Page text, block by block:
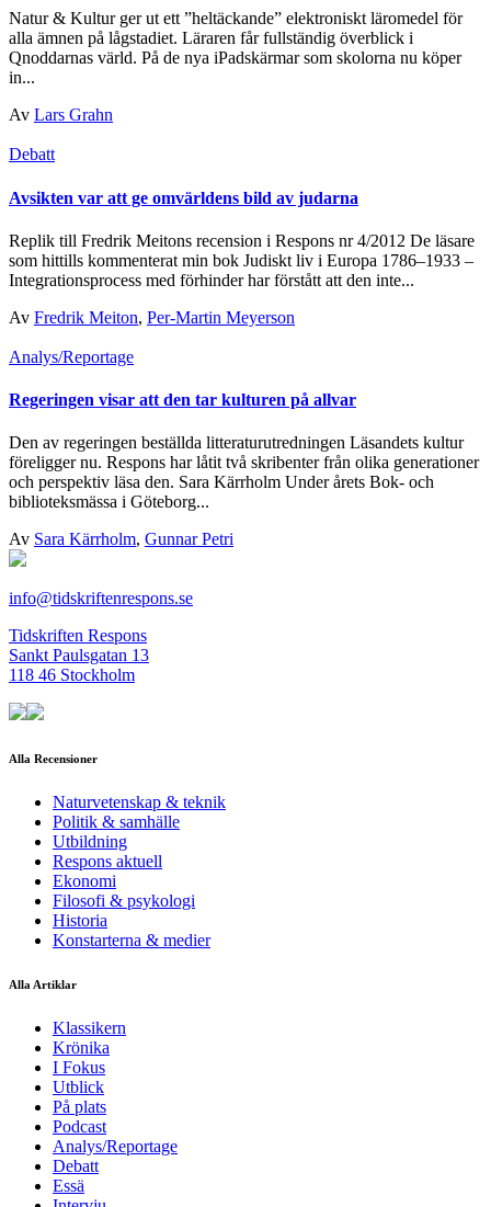
Natur & Kultur ger ut ett ”heltäckande” elektroniskt läromedel för
alla ämnen på lågstadiet. Läraren får fullständig överblick i
Qnoddarnas värld. På de nya iPadskärmar som skolorna nu köper
in...
Av Lars Grahn
Debatt
Avsikten var att ge omvärldens bild av judarna
Replik till Fredrik Meitons recension i Respons nr 4/2012 De läsare
som hittills kommenterat min bok Judiskt liv i Europa 1786–1933 –
Integrationsprocess med förhinder har förstått att den inte...
Av Fredrik Meiton, Per-Martin Meyerson
Analys/Reportage
Regeringen visar att den tar kulturen på allvar
Den av regeringen beställda litteraturutredningen Läsandets kultur
föreligger nu. Respons har låtit två skribenter från olika generationer
och perspektiv läsa den. Sara Kärrholm Under årets Bok- och
biblioteksmässa i Göteborg...
Av Sara Kärrholm, Gunnar Petri
info@tidskriftenrespons.se
Tidskriften Respons
Sankt Paulsgatan 13
118 46 Stockholm
Alla Recensioner
Naturvetenskap & teknik
Politik & samhälle
Utbildning
Respons aktuell
Ekonomi
Filosofi & psykologi
Historia
Konstarterna & medier
Alla Artiklar
Klassikern
Krönika
I Fokus
Utblick
På plats
Podcast
Analys/Reportage
Debatt
Essä